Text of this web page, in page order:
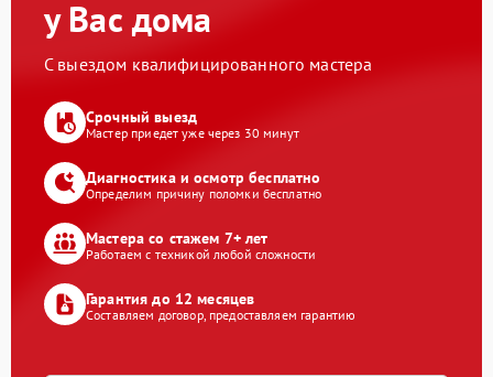
у Вас дома
С выездом квалифицированного мастера
Срочный выезд
Мастер приедет уже через 30 минут
Диагностика и осмотр бесплатно
Определим причину поломки бесплатно
Мастера со стажем 7+ лет
Работаем с техникой любой сложности
Гарантия до 12 месяцев
Составляем договор, предоставляем гарантию